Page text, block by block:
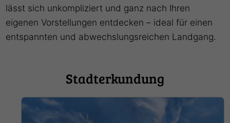
lässt sich unkompliziert und ganz nach Ihren
eigenen Vorstellungen entdecken – ideal für einen
entspannten und abwechslungsreichen Landgang.
Stadterkundung